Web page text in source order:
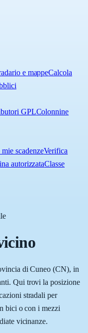
e mappeCalcola
GPLColonnine
scadenzeVerifica
autorizzataClasse
di Cuneo (CN), in
Qui trovi la posizione
stradali per
bici o con i mezzi
vicinanze.